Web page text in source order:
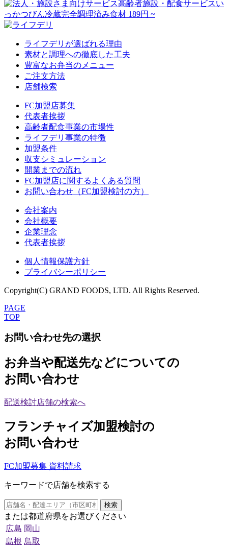
ライフデリが選ばれる理由
素材と調理への徹底した工夫
豊富なお弁当のメニュー
ご注文方法
店舗検索
FC加盟店募集
代表者挨拶
高齢者配食事業の市場性
ライフデリ事業の特徴
加盟条件
収支シミュレーション
開業までの流れ
FC加盟店に関するよくある質問
お問い合わせ（FC加盟検討の方）
会社案内
会社概要
企業理念
代表者挨拶
個人情報保護方針
プライバシーポリシー
Copyright(C) GRAND FOODS, LTD. All Rights Reserved.
PAGE
TOP
お問い合わせ先の選択
お弁当や配送先などについての
お問い合わせ
配送検討店舗の検索へ
フランチャイズ加盟検討の
お問い合わせ
FC加盟募集 資料請求
キーワードで店舗を検索する
検索
または都道府県をお選びください
広島 岡山
島根 鳥取